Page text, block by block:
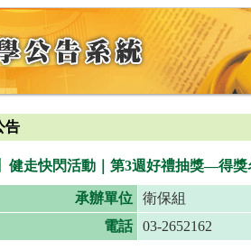
告
健走快閃活動｜第3週好禮抽獎—得
承辦單位 衛保組
電話
03-2652162